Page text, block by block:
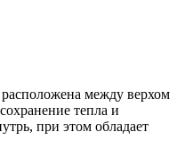
между верхом
тепла и
при этом обладает